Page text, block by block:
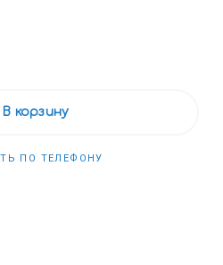
В корзину
ПО ТЕЛЕФОНУ